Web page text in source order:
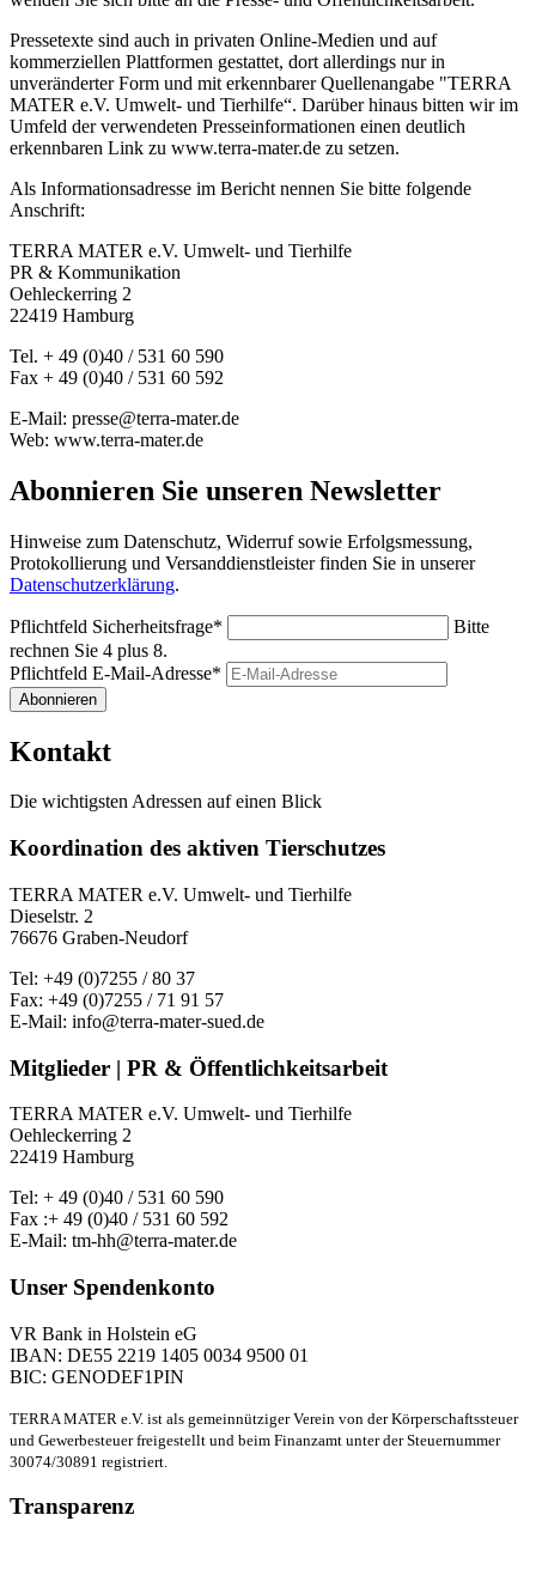
Pressetexte sind auch in privaten Online-Medien und auf
kommerziellen Plattformen gestattet, dort allerdings nur in
unveränderter Form und mit erkennbarer Quellenangabe "TERRA
MATER e.V. Umwelt- und Tierhilfe“. Darüber hinaus bitten wir im
Umfeld der verwendeten Presseinformationen einen deutlich
erkennbaren Link zu www.terra-mater.de zu setzen.
Als Informationsadresse im Bericht nennen Sie bitte folgende
Anschrift:
TERRA MATER e.V. Umwelt- und Tierhilfe
PR & Kommunikation
Oehleckerring 2
22419 Hamburg
Tel. + 49 (0)40 / 531 60 590
Fax + 49 (0)40 / 531 60 592
E-Mail: presse@terra-mater.de
Web: www.terra-mater.de
Abonnieren Sie unseren Newsletter
Hinweise zum Datenschutz, Widerruf sowie Erfolgsmessung,
Protokollierung und Versanddienstleister finden Sie in unserer
Datenschutzerklärung.
Pflichtfeld Sicherheitsfrage*
Bitte
rechnen Sie 4 plus 8.
Pflichtfeld E-Mail-Adresse*
Abonnieren
Kontakt
Die wichtigsten Adressen auf einen Blick
Koordination des aktiven Tierschutzes
TERRA MATER e.V. Umwelt- und Tierhilfe
Dieselstr. 2
76676 Graben-Neudorf
Tel: +49 (0)7255 / 80 37
Fax: +49 (0)7255 / 71 91 57
E-Mail: info@terra-mater-sued.de
Mitglieder | PR & Öffentlichkeitsarbeit
TERRA MATER e.V. Umwelt- und Tierhilfe
Oehleckerring 2
22419 Hamburg
Tel: + 49 (0)40 / 531 60 590
Fax :+ 49 (0)40 / 531 60 592
E-Mail: tm-hh@terra-mater.de
Unser Spendenkonto
VR Bank in Holstein eG
IBAN: DE55 2219 1405 0034 9500 01
BIC: GENODEF1PIN
TERRA MATER e.V. ist als gemeinnütziger Verein von der Körperschaftssteuer
und Gewerbesteuer freigestellt und beim Finanzamt unter der Steuernummer
30074/30891 registriert.
Transparenz